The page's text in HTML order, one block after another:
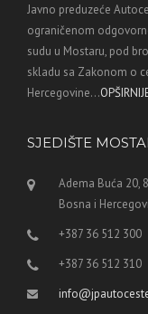
Javno preduzeće
ograničenom
sudu u Mostaru, pod
skladu sa Zakonom o
Hercegovine...
SJEDIŠTE
Adema Buća 20,
Bosna i
+387 36 512 300
+387 36 512 310